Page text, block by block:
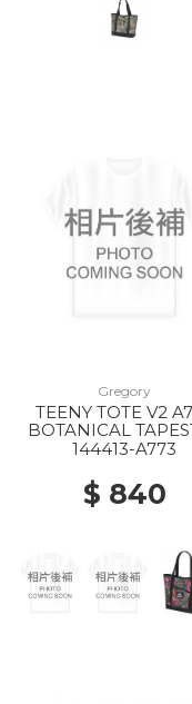
Gregory
TEENY TOTE V2
BOTANICAL
144413-A773
$ 840